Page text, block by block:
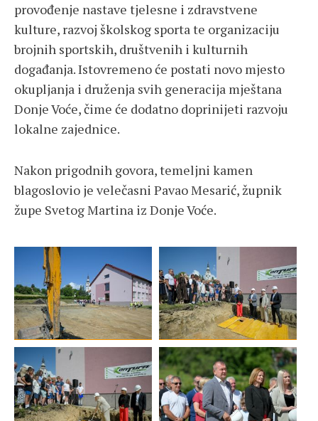
provođenje nastave tjelesne i zdravstvene
kulture, razvoj školskog sporta te organizaciju
brojnih sportskih, društvenih i kulturnih
događanja. Istovremeno će postati novo mjesto
okupljanja i druženja svih generacija mještana
Donje Voće, čime će dodatno doprinijeti razvoju
lokalne zajednice.
Nakon prigodnih govora, temeljni kamen
blagoslovio je velečasni Pavao Mesarić, župnik
župe Svetog Martina iz Donje Voće.